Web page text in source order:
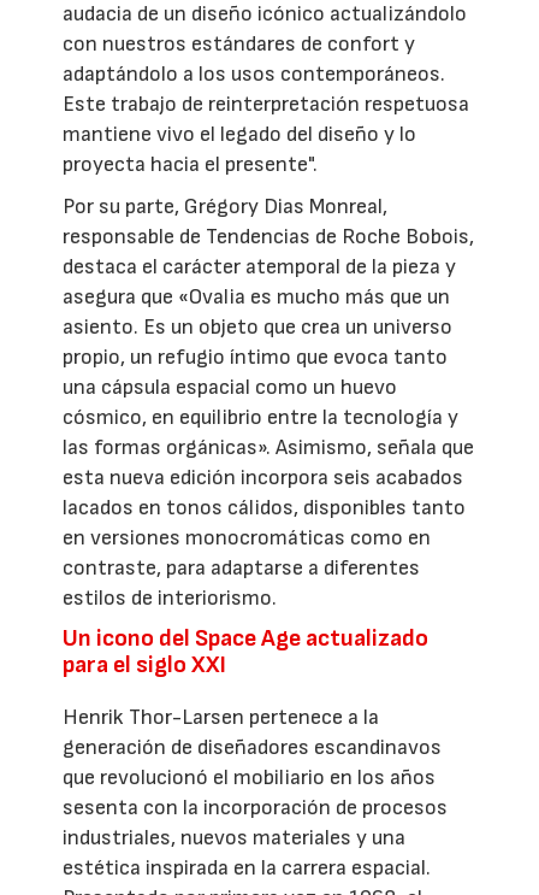
audacia de un diseño icónico actualizándolo
con nuestros estándares de confort y
adaptándolo a los usos contemporáneos.
Este trabajo de reinterpretación respetuosa
mantiene vivo el legado del diseño y lo
proyecta hacia el presente".
Por su parte, Grégory Dias Monreal,
responsable de Tendencias de Roche Bobois,
destaca el carácter atemporal de la pieza y
asegura que «Ovalia es mucho más que un
asiento. Es un objeto que crea un universo
propio, un refugio íntimo que evoca tanto
una cápsula espacial como un huevo
cósmico, en equilibrio entre la tecnología y
las formas orgánicas». Asimismo, señala que
esta nueva edición incorpora seis acabados
lacados en tonos cálidos, disponibles tanto
en versiones monocromáticas como en
contraste, para adaptarse a diferentes
estilos de interiorismo.
Un icono del Space Age actualizado
para el siglo XXI
Henrik Thor-Larsen pertenece a la
generación de diseñadores escandinavos
que revolucionó el mobiliario en los años
sesenta con la incorporación de procesos
industriales, nuevos materiales y una
estética inspirada en la carrera espacial.